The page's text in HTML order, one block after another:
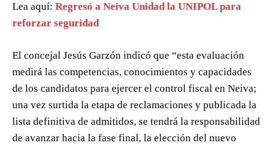
Lea aquí: Regresó a Neiva Unidad la UNIPOL para
reforzar seguridad
El concejal Jesús Garzón indicó que “esta evaluación
medirá las competencias, conocimientos y capacidades
de los candidatos para ejercer el control fiscal en Neiva;
una vez surtida la etapa de reclamaciones y publicada la
lista definitiva de admitidos, se tendrá la responsabilidad
de avanzar hacia la fase final, la elección del nuevo